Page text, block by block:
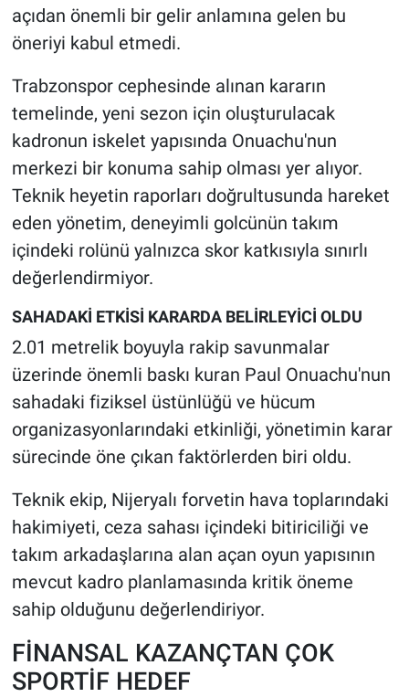
açıdan önemli bir gelir anlamına gelen bu
öneriyi kabul etmedi.
Trabzonspor cephesinde alınan kararın
temelinde, yeni sezon için oluşturulacak
kadronun iskelet yapısında Onuachu'nun
merkezi bir konuma sahip olması yer alıyor.
Teknik heyetin raporları doğrultusunda hareket
eden yönetim, deneyimli golcünün takım
içindeki rolünü yalnızca skor katkısıyla sınırlı
değerlendirmiyor.
SAHADAKİ ETKİSİ KARARDA BELİRLEYİCİ OLDU
2.01 metrelik boyuyla rakip savunmalar
üzerinde önemli baskı kuran Paul Onuachu'nun
sahadaki fiziksel üstünlüğü ve hücum
organizasyonlarındaki etkinliği, yönetimin karar
sürecinde öne çıkan faktörlerden biri oldu.
Teknik ekip, Nijeryalı forvetin hava toplarındaki
hakimiyeti, ceza sahası içindeki bitiriciliği ve
takım arkadaşlarına alan açan oyun yapısının
mevcut kadro planlamasında kritik öneme
sahip olduğunu değerlendiriyor.
FİNANSAL KAZANÇTAN ÇOK
SPORTİF HEDEF